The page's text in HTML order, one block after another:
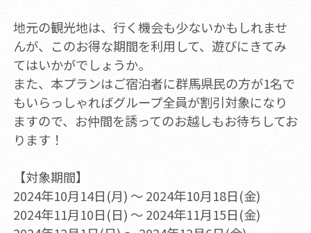
地元の観光地は、行く機会も少ないかもしれませ
んが、このお得な期間を利用して、遊びにきてみ
てはいかがでしょうか。
また、本プランはご宿泊者に群馬県民の方が1名で
もいらっしゃればグループ全員が割引対象になり
ますので、お仲間を誘ってのお越しもお待ちしてお
ります！
【対象期間】
2024年10月14日(月) ～ 2024年10月18日(金)
2024年11月10日(日) ～ 2024年11月15日(金)